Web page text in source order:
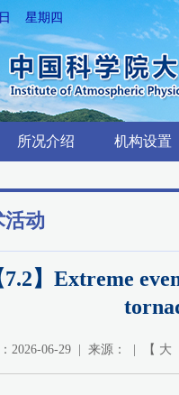
日 星期四
所况介绍 机构设置
活动
7.2】Extreme
2026-06-29 | 来源： | 【 大